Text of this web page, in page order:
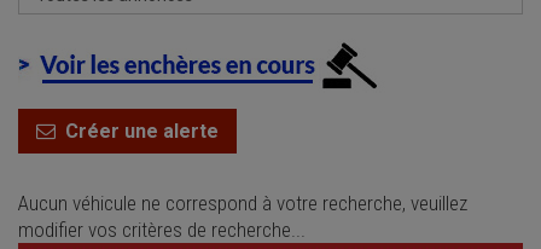
Créer une alerte
Aucun véhicule ne correspond à votre recherche, veuillez
modifier vos critères de recherche...